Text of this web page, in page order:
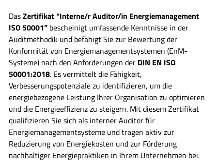
DasZertifikat “Interne/r Auditor/in Energiemanagement
ISO 50001”bescheinigt umfassende Kenntnisse in der
Auditmethodik und befähigt Sie zur Bewertung der
Konformität von Energiemanagementsystemen (EnM-
Systeme) nach den Anforderungen der DIN EN ISO
50001:2018. Es vermittelt die Fähigkeit,
Verbesserungspotenziale zu identifizieren, um die
energiebezogene Leistung Ihrer Organisation zu optimieren
und die Energieeffizienz zu steigern. Mit diesem Zertifikat
qualifizieren Sie sich als interner Auditor für
Energiemanagementsysteme und tragen aktiv zur
Reduzierung von Energiekosten und zur Förderung
nachhaltiger Energiepraktiken in Ihrem Unternehmen bei.